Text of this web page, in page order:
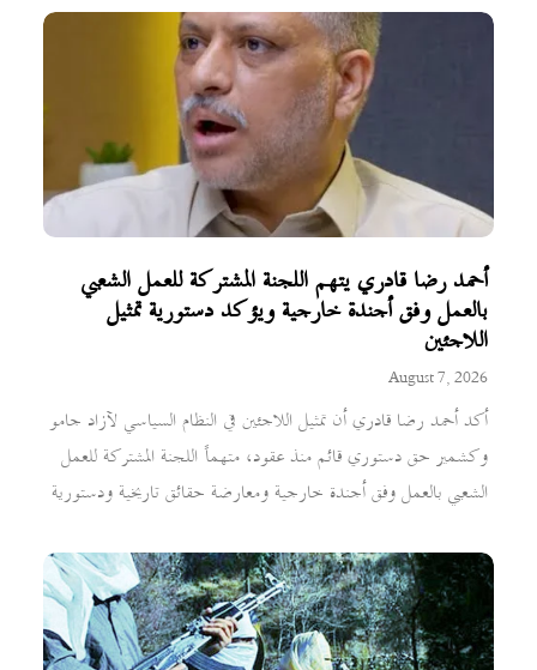
أحمد رضا قادري يتهم اللجنة المشتركة للعمل الشعبي
بالعمل وفق أجندة خارجية ويؤكد دستورية تمثيل
اللاجئين
August 7, 2026
أكد أحمد رضا قادري أن تمثيل اللاجئين في النظام السياسي لآزاد جامو
وكشمير حق دستوري قائم منذ عقود، متهماً اللجنة المشتركة للعمل
الشعبي بالعمل وفق أجندة خارجية ومعارضة حقائق تاريخية ودستورية